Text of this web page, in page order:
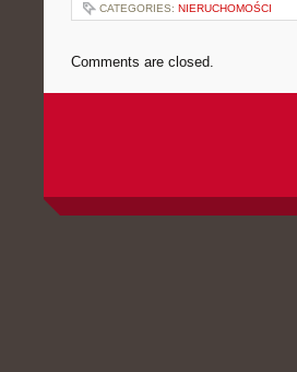
CATEGORIES: NIERUCHOMOŚCI
Comments are closed.